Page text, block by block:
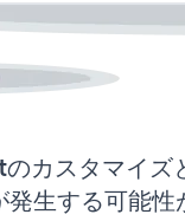
カスタマイズ
生する可能性